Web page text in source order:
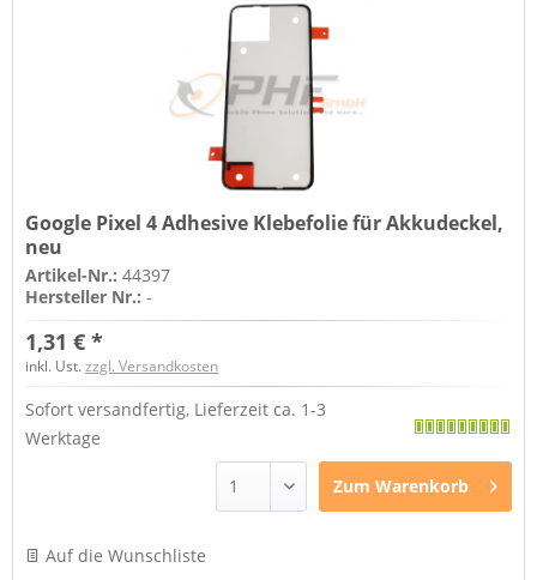
Google Pixel 4 Adhesive Klebefolie für Akkudeckel,
neu
Artikel-Nr.:44397
Hersteller Nr.:-
1,31 € *
inkl. Ust.zzgl. Versandkosten
Sofort versandfertig, Lieferzeit ca. 1-3
Werktage
Zum Warenkorb
Auf die Wunschliste